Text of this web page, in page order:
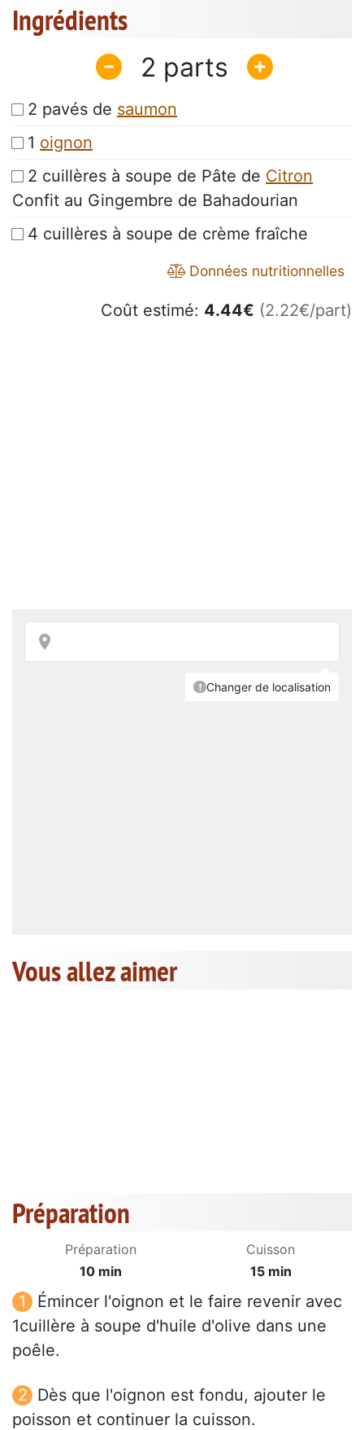
Ingrédients
2
2 pavés de saumon
1 oignon
2 cuillères à soupe de Pâte de Citron
Confit au Gingembre de Bahadourian
4 cuillères à soupe de crème fraîche
Données nutritionnelles
Coût estimé: 4.44€ (2.22€/part)
Vous allez aimer
Préparation
Préparation
10 min
Cuisson
15 min
Émincer l'oignon et le faire revenir avec
1cuillère à soupe d'huile d'olive dans une
poêle.
Dès que l'oignon est fondu, ajouter le
poisson et continuer la cuisson.